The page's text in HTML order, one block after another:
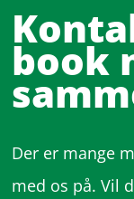
book
Der er mange
med os på. Vil